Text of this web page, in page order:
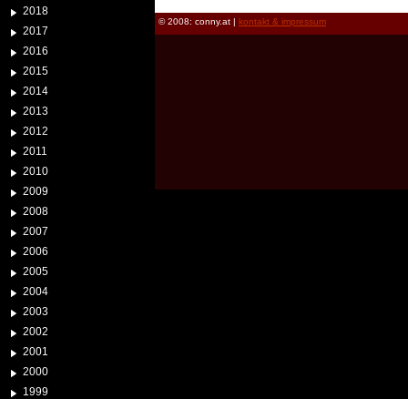
2018
2017
2016
2015
2014
2013
2012
2011
2010
2009
2008
2007
2006
2005
2004
2003
2002
2001
2000
1999
© 2008: conny.at | kontakt & impressum